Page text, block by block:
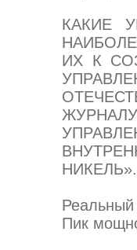
КАКИЕ
ИХ К
НИКЕЛЬ».
Реальный
Пик